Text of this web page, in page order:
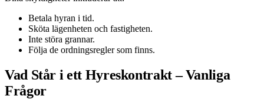
Betala hyran i tid.
Sköta lägenheten och fastigheten.
Inte störa grannar.
Följa de ordningsregler som finns.
Vad Står i ett Hyreskontrakt – Vanliga
Frågor